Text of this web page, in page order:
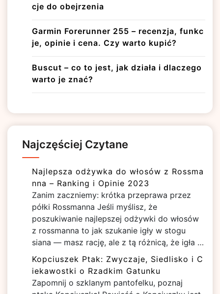
cje do obejrzenia
Garmin Forerunner 255 – recenzja, funkc
je, opinie i cena. Czy warto kupić?
Buscut – co to jest, jak działa i dlaczego
warto je znać?
Najczęściej Czytane
Najlepsza odżywka do włosów z Rossma
nna – Ranking i Opinie 2023
Zanim zaczniemy: krótka przeprawa przez
półki Rossmanna Jeśli myślisz, że
poszukiwanie najlepszej odżywki do włosów
z rossmanna to jak szukanie igły w stogu
siana — masz rację, ale z tą różnicą, że igła …
Kopciuszek Ptak: Zwyczaje, Siedlisko i C
iekawostki o Rzadkim Gatunku
Zapomnij o szklanym pantofelku, poznaj